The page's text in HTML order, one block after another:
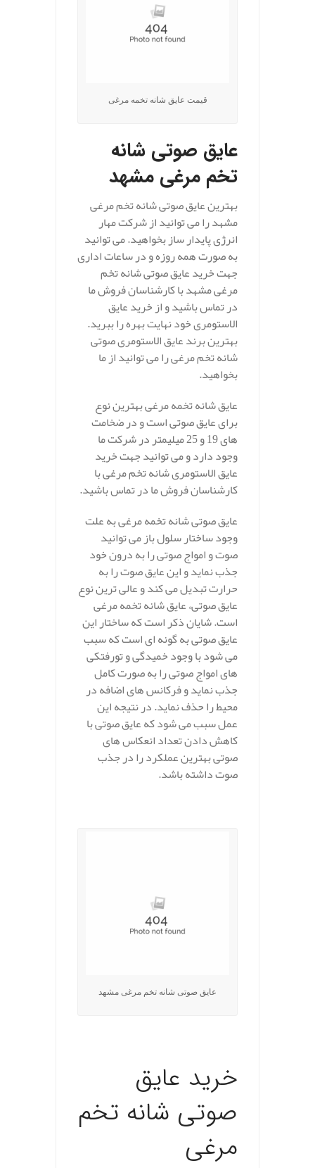
قیمت عایق شانه تخمه مرغی
عایق صوتی شانه
تخم مرغی مشهد
بهترین عایق صوتی شانه تخم مرغی
مشهد را می توانید از شرکت مهار
انرژی پایدار ساز بخواهید. می توانید
به صورت همه روزه و در ساعات اداری
جهت خرید عایق صوتی شانه تخم
مرغی مشهد با کارشناسان فروش ما
در تماس باشید و از خرید عایق
الاستومری خود نهایت بهره را ببرید.
بهترین برند عایق الاستومری صوتی
شانه تخم مرغی را می توانید از ما
بخواهید.
عایق شانه تخمه مرغی بهترین نوع
برای عایق صوتی است و در ضخامت
های 19 و 25 میلیمتر در شرکت ما
وجود دارد و می توانید جهت خرید
عایق الاستومری شانه تخم مرغی با
کارشناسان فروش ما در تماس باشید.
عایق صوتی شانه تخمه مرغی به علت
وجود ساختار سلول باز می توانید
صوت و امواج صوتی را به درون خود
جذب نماید و این عایق صوت را به
حرارت تبدیل می کند و عالی ترین نوع
عایق صوتی، عایق شانه تخمه مرغی
است. شایان ذکر است که ساختار این
عایق صوتی به گونه ای است که سبب
می شود با وجود خمیدگی و تورفتکی
های امواج صوتی را به صورت کامل
جذب نماید و فرکانس های اضافه در
محیط را حذف نماید. در نتیجه این
عمل سبب می شود که عایق صوتی با
کاهش دادن تعداد انعکاس های
صوتی بهترین عملکرد را در جذب
صوت داشته باشد.
عایق صوتی شانه تخم مرغی مشهد
خرید عایق
صوتی شانه تخم
مرغی